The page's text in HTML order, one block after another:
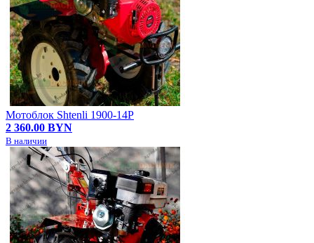
Мотоблок Shtenli 1900-14P
2 360.00 BYN
В наличии